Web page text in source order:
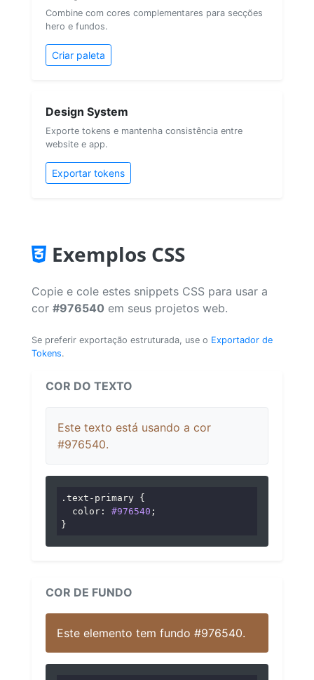
Combine com cores complementares para secções
hero e fundos.
Criar paleta
Design System
Exporte tokens e mantenha consistência entre
website e app.
Exportar tokens
Exemplos CSS
Copie e cole estes snippets CSS para usar a
cor #976540 em seus projetos web.
Se preferir exportação estruturada, use o Exportador de
Tokens.
COR DO TEXTO
Este texto está usando a cor
#976540.
.text-primary {
color : #976540 ;
}
COR DE FUNDO
Este elemento tem fundo #976540.